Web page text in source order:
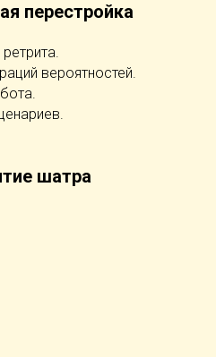
перестройка
вероятностей.
шатра